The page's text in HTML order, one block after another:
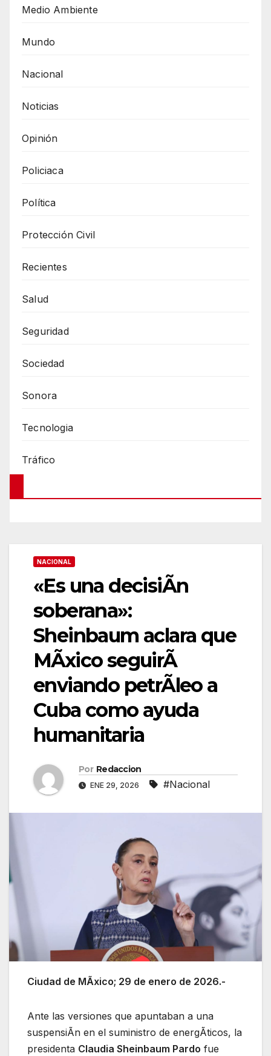
Medio Ambiente
Mundo
Nacional
Noticias
Opinión
Policiaca
Política
Protección Civil
Recientes
Salud
Seguridad
Sociedad
Sonora
Tecnologia
Tráfico
NACIONAL
«Es una decisiÃn
soberana»:
Sheinbaum aclara que
MÃxico seguirÃ
enviando petrÃleo a
Cuba como ayuda
humanitaria
Por Redaccion
ENE 29, 2026 #Nacional
Ciudad de MÃxico; 29 de enero de 2026.-
Ante las versiones que apuntaban a una
suspensiÃn en el suministro de energÃticos, la
presidenta Claudia Sheinbaum Pardo fue